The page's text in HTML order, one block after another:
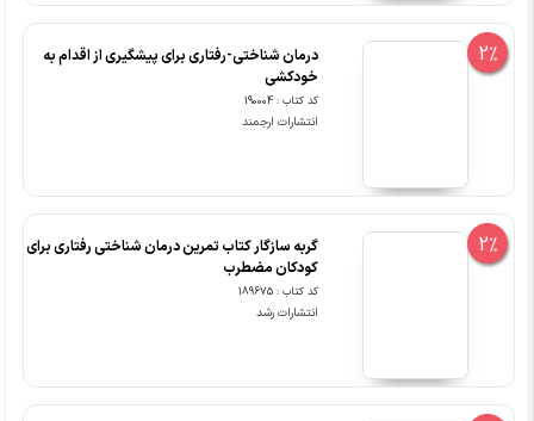
2%
درمان شناختی-رفتاری برای پیشگیری از اقدام به
خودکشی
کد کتاب : 190004
انتشارات ارجمند
2%
گربه سازگار کتاب تمرین درمان شناختی رفتاری برای
کودکان مضطرب
کد کتاب : 189675
انتشارات رشد